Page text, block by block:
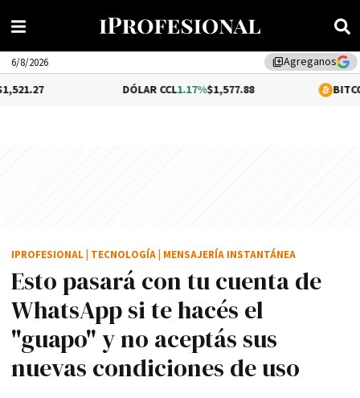
library_addAgreganos
6/8/2026
1.17%$1,577.88 0.05%
Esto pasará con tu cuenta de
WhatsApp si te hacés el
"guapo" y no aceptás sus
nuevas condiciones de uso
IPROFESIONAL TECNOLOGÍA MENSAJERÍA INSTANTÁNEA